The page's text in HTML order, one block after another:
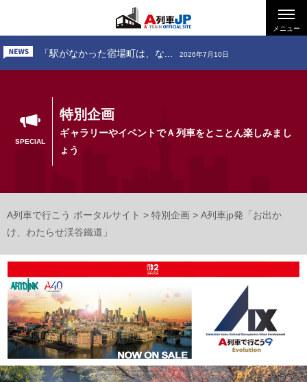
メニュー
「お出かけ、小田急電鉄 ～...
「お出かけ、道南いさりび鉄... 2026年7月24日
「駅がなかった宿場町は、な... 2026年7月10日
SPECIAL
特別企画
ギャラリーやイベントでＡ列車をとことん楽しみまし
ょう
A列車で行こう ポータルサイト > 特別企画 > A列車jp発「お出か
け、わたらせ渓谷鐵道」